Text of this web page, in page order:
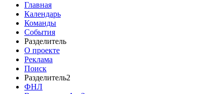
Главная
Календарь
Команды
События
Разделитель
О проекте
Реклама
Поиск
Разделитель2
ФНЛ